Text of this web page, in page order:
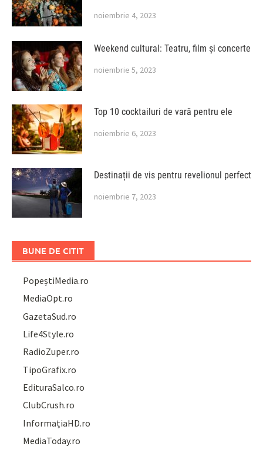
noiembrie 4, 2023
Weekend cultural: Teatru, film și concerte
noiembrie 5, 2023
Top 10 cocktailuri de vară pentru ele
noiembrie 6, 2023
Destinații de vis pentru revelionul perfect
noiembrie 7, 2023
BUNE DE CITIT
PopeștiMedia.ro
MediaOpt.ro
GazetaSud.ro
Life4Style.ro
RadioZuper.ro
TipoGrafix.ro
EdituraSalco.ro
ClubCrush.ro
InformațiaHD.ro
MediaToday.ro